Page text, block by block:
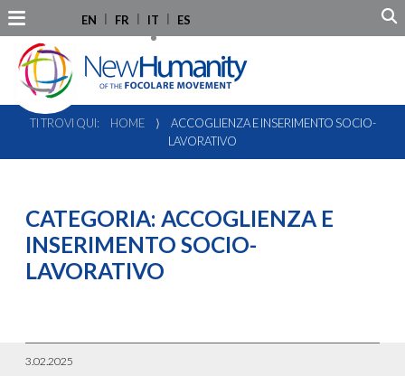
EN FR IT ES
TI TROVI QUI: HOME ⟩
ACCOGLIENZA E INSERIMENTO SOCIO-
LAVORATIVO
CATEGORIA:ACCOGLIENZA E
INSERIMENTO SOCIO-
LAVORATIVO
3.02.2025